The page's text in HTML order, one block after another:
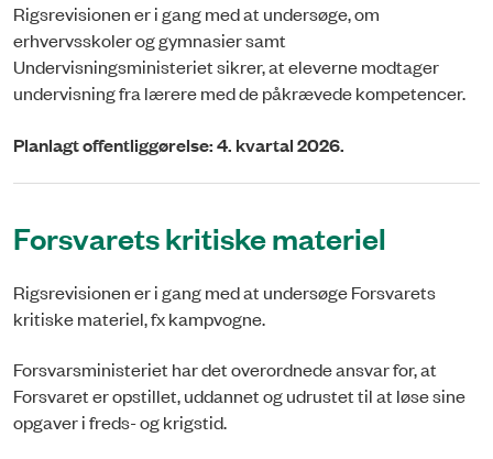
Rigsrevisionen er i gang med at undersøge, om
erhvervsskoler og gymnasier samt
Undervisningsministeriet sikrer, at eleverne modtager
undervisning fra lærere med de påkrævede kompetencer.
Planlagt offentliggørelse: 4. kvartal 2026.
Forsvarets kritiske materiel
Rigsrevisionen er i gang med at undersøge Forsvarets
kritiske materiel, fx kampvogne.
Forsvarsministeriet har det overordnede ansvar for, at
Forsvaret er opstillet, uddannet og udrustet til at løse sine
opgaver i freds- og krigstid.